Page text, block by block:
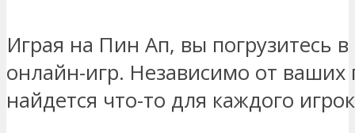
Играя на Пин Ап, вы погрузитесь
онлайн-игр. Независимо от ваших
найдется что-то для каждого